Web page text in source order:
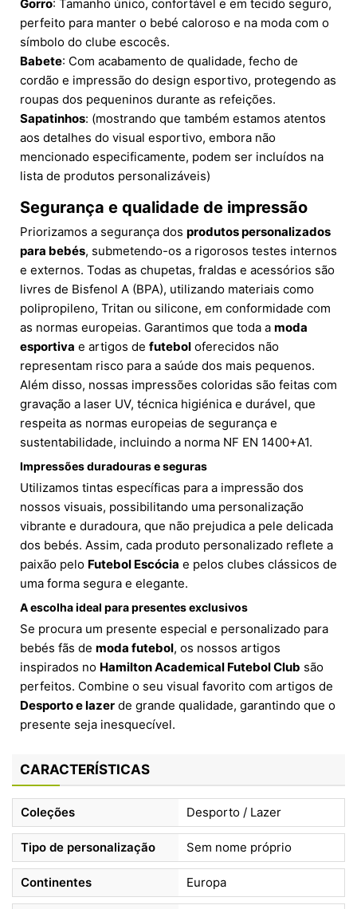
Gorro: Tamanho único, confortável e em tecido seguro,
perfeito para manter o bebé caloroso e na moda com o
símbolo do clube escocês.
Babete: Com acabamento de qualidade, fecho de
cordão e impressão do design esportivo, protegendo as
roupas dos pequeninos durante as refeições.
Sapatinhos: (mostrando que também estamos atentos
aos detalhes do visual esportivo, embora não
mencionado especificamente, podem ser incluídos na
lista de produtos personalizáveis)
Segurança e qualidade de impressão
Priorizamos a segurança dos produtos personalizados
para bebés, submetendo-os a rigorosos testes internos
e externos. Todas as chupetas, fraldas e acessórios são
livres de Bisfenol A (BPA), utilizando materiais como
polipropileno, Tritan ou silicone, em conformidade com
as normas europeias. Garantimos que toda a moda
esportiva e artigos de futebol oferecidos não
representam risco para a saúde dos mais pequenos.
Além disso, nossas impressões coloridas são feitas com
gravação a laser UV, técnica higiénica e durável, que
respeita as normas europeias de segurança e
sustentabilidade, incluindo a norma NF EN 1400+A1.
Impressões duradouras e seguras
Utilizamos tintas específicas para a impressão dos
nossos visuais, possibilitando uma personalização
vibrante e duradoura, que não prejudica a pele delicada
dos bebés. Assim, cada produto personalizado reflete a
paixão pelo Futebol Escócia e pelos clubes clássicos de
uma forma segura e elegante.
A escolha ideal para presentes exclusivos
Se procura um presente especial e personalizado para
bebés fãs de moda futebol, os nossos artigos
inspirados no Hamilton Academical Futebol Club são
perfeitos. Combine o seu visual favorito com artigos de
Desporto e lazer de grande qualidade, garantindo que o
presente seja inesquecível.
CARACTERÍSTICAS
Coleções Desporto / Lazer
Tipo de personalização Sem nome próprio
Continentes Europa